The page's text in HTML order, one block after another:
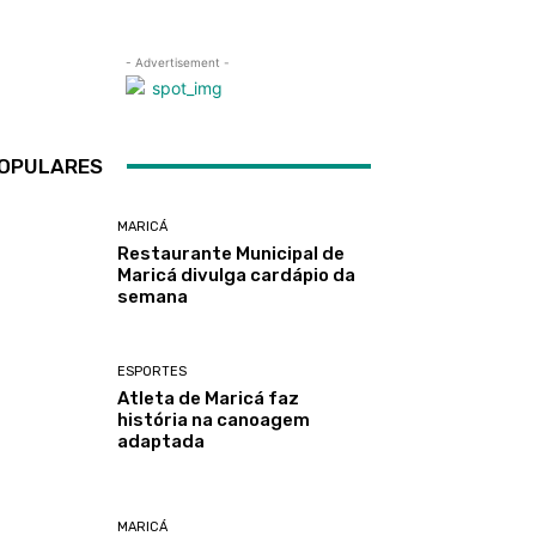
- Advertisement -
MARICÁ
Restaurante Municipal de
Maricá divulga cardápio da
semana
ESPORTES
Atleta de Maricá faz
história na canoagem
adaptada
MARICÁ